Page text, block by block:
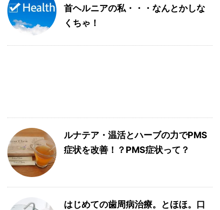
首ヘルニアの私・・・なんとかしな
くちゃ！
ルナテア・温活とハーブの力でPMS
症状を改善！？PMS症状って？
はじめての歯周病治療。とほほ。口